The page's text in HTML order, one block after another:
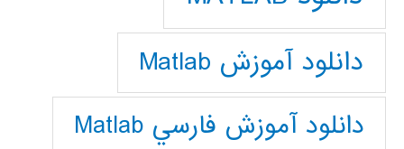
دانلود آموزش Matlab
دانلود آموزش فارسي Matlab